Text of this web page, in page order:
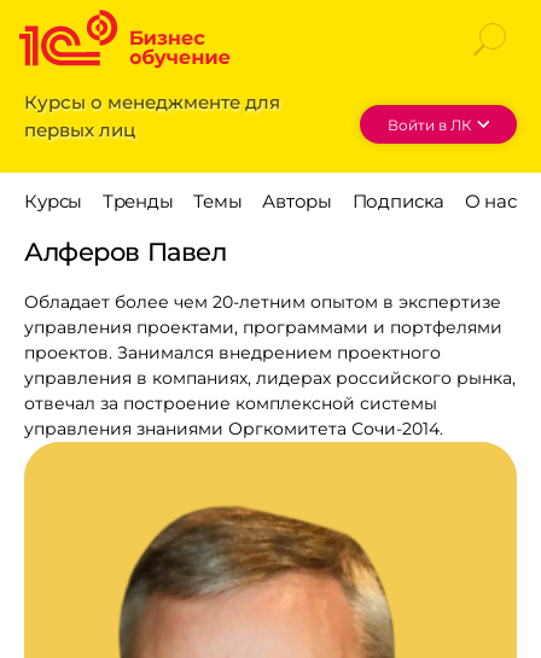
Курсы о менеджменте для
первых лиц
Войти в ЛК
Алферов Павел
Обладает более чем 20-летним опытом в экспертизе
управления проектами, программами и портфелями
проектов. Занимался внедрением проектного
управления в компаниях, лидерах российского рынка,
отвечал за построение комплексной системы
управления знаниями Оргкомитета Сочи-2014.